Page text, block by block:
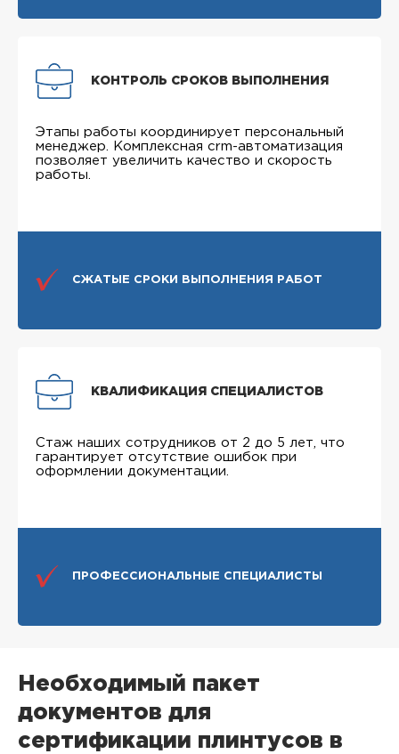
КОНТРОЛЬ СРОКОВ ВЫПОЛНЕНИЯ
Этапы работы координирует персональный
менеджер. Комплексная crm-автоматизация
позволяет увеличить качество и скорость
работы.
СЖАТЫЕ СРОКИ ВЫПОЛНЕНИЯ РАБОТ
КВАЛИФИКАЦИЯ СПЕЦИАЛИСТОВ
Стаж наших сотрудников от 2 до 5 лет, что
гарантирует отсутствие ошибок при
оформлении документации.
ПРОФЕССИОНАЛЬНЫЕ СПЕЦИАЛИСТЫ
Необходимый пакет
документов для
сертификации плинтусов в